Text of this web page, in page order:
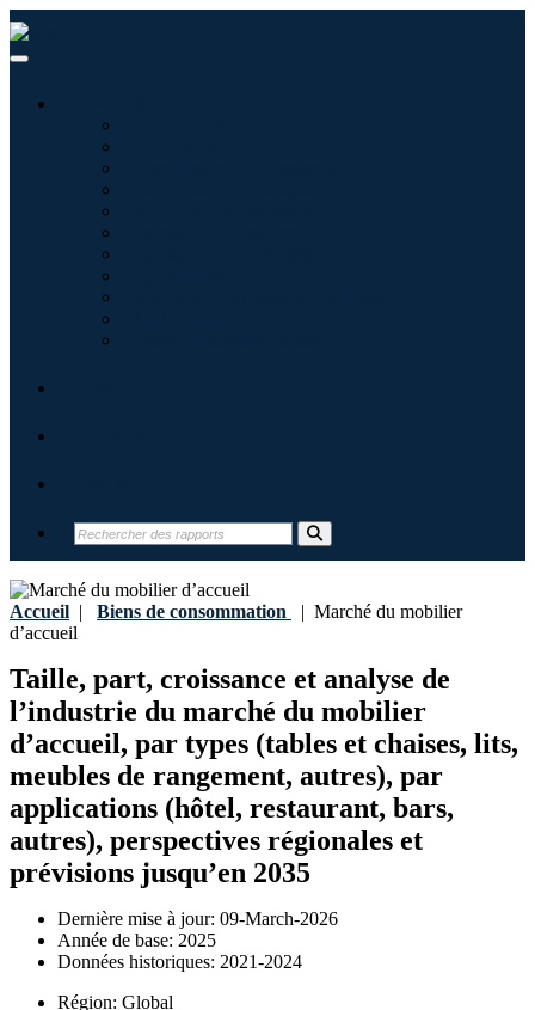
Accueil | Biens de consommation | Marché du mobilier
d’accueil
Taille, part, croissance et analyse de
l’industrie du marché du mobilier
d’accueil, par types (tables et chaises, lits,
meubles de rangement, autres), par
applications (hôtel, restaurant, bars,
autres), perspectives régionales et
prévisions jusqu’en 2035
Dernière mise à jour: 09-March-2026
Année de base: 2025
Données historiques: 2021-2024
Région: Global